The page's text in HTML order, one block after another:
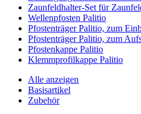
Zaunfeldhalter-Set für
Wellenpfosten Palitio
Pfostenträger Palitio, zum
Pfostenträger Palitio, zum
Pfostenkappe Palitio
Klemmprofilkappe Palitio
Alle anzeigen
Basisartikel
Zubehör